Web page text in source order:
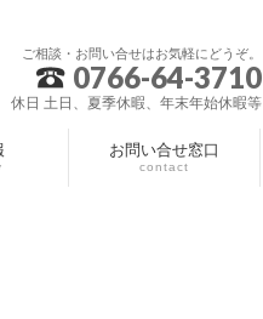
ご相談・お問い合せはお気軽にどうぞ。
0766-64-3710
日 土日、夏季休暇、年末年始休暇等
お問い合せ窓口
contact